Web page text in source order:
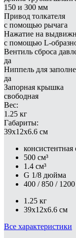
150 и 300 мм
Привод толкателя
с помощью рычага
Нажатие на
с помощью L-
Вентиль сброса
да
Ниппель для
да
Запорная крышка
свободная
Вес:
1.25 кг
Габариты:
39x12x6.6 см
500 см³
1.4 см³
G 1/8 дюйма
400 / 850 /
1.25 кг
39x12x6.6 см
Все характеристики